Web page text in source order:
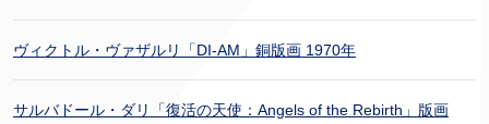
ヴィクトル・ヴァザルリ「DI-AM」銅版画 1970年
サルバドール・ダリ「復活の天使：Angels of the Rebirth」版画